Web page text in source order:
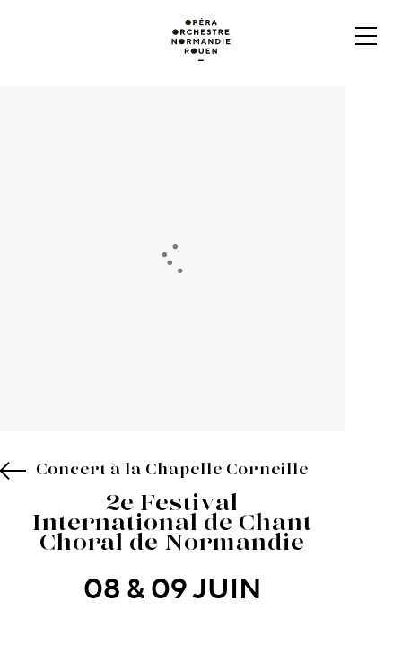
Concert à la Chapelle Corneille
2e Festival
International de Chant
Choral de Normandie
08 & 09 JUIN